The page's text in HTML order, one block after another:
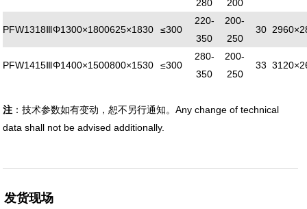
280
200
PFW1318ⅢΦ1300×1800625×1830 ≤300
220-
350
200-
250
30
PFW1415ⅢΦ1400×1500800×1530 ≤300
280-
350
200-
250
33
注 ：技术参数如有变动，恕不另行通知。Any change of technical
data shall not be advised additionally.
发货现场